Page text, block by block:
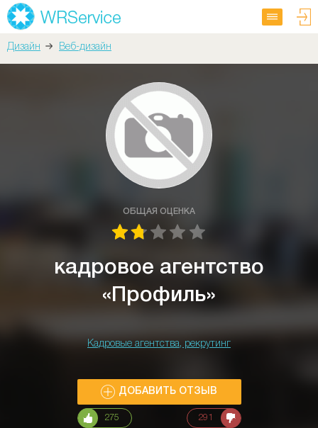
Дизайн Веб-дизайн
ОБЩАЯ ОЦЕНКА
кадровое агентство
«Профиль»
Кадровые агентства, рекрутинг
ДОБАВИТЬ ОТЗЫВ
275 291